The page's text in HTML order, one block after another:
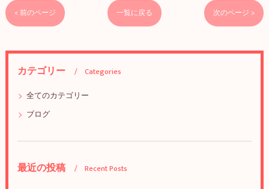
< 前のページ 一覧に戻る 次のページ >
カテゴリー
Categories
全てのカテゴリー
ブログ
最近の投稿 Recent Posts